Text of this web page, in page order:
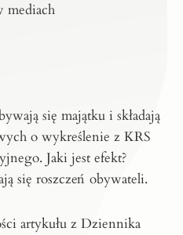
mediach
się majątku i składają
o wykreślenie z KRS
Jaki jest efekt?
się roszczeń obywateli.
artykułu z Dziennika